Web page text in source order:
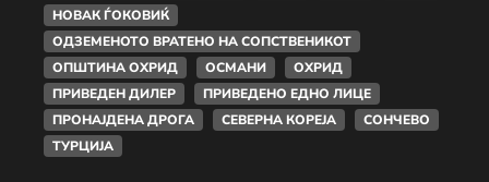
НОВАК ЃОКОВИЌ
ОДЗЕМЕНОТО ВРАТЕНО НА СОПСТВЕНИКОТ
ОПШТИНА ОХРИД
ОСМАНИ
ОХРИД
ПРИВЕДЕН ДИЛЕР
ПРИВЕДЕНО ЕДНО ЛИЦЕ
ПРОНАЈДЕНА ДРОГА
СЕВЕРНА КОРЕЈА
СОНЧЕВО
ТУРЦИЈА